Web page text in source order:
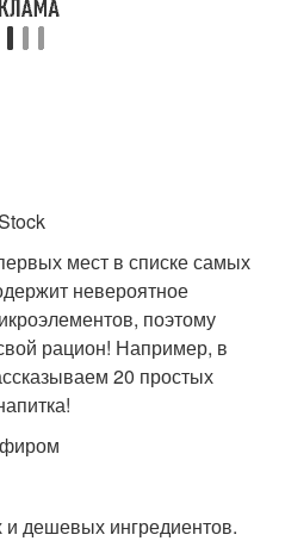
мест в списке самых
невероятное
поэтому
рацион! Например, в
20 простых
и дешевых ингредиентов.